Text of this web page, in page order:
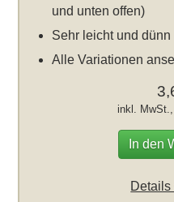
und unten offen)
Sehr leicht und dünn
Alle Variationen
inkl.
In den
Details